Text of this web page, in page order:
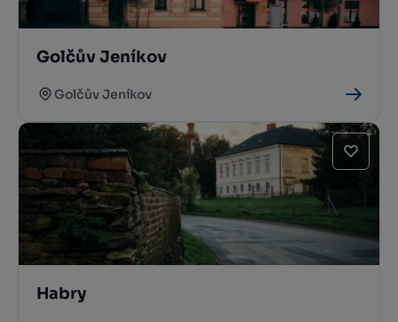
Golčův Jeníkov
Golčův Jeníkov
Habry